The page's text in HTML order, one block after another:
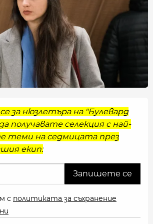
за нюзлетъра на "Булевард
получавате селекция с най-
теми на седмицата през
екип:
с политиката за съхранение